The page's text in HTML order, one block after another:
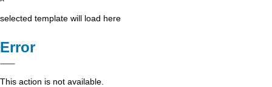
selected template will load here
Error
This action is not available.